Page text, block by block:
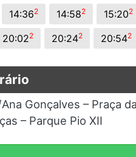
14:362 14:582 15:202
20:022 20:242 20:542
Gonçalves – Praça
– Parque Pio XII